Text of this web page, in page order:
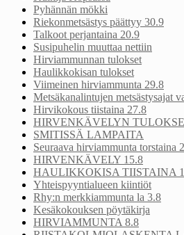
Pyhännän mökki
Riekonmetsästys päättyy 30.9
Talkoot perjantaina 20.9
Susipuhelin muuttaa nettiin
Hirviammunnan tulokset
Haulikkokisan tulokset
Viimeinen hirviammunta 29.8
Metsäkanalintujen metsästysajat
Hirvikokous tiistaina 27.8
HIRVENKÄVELYN
SMITISSÄ LAMPAITA
Seuraava hirviammunta torstaina
HIRVENKÄVELY 15.8
HAULIKKOKISA TIISTAINA
Yhteispyyntialueen kiintiöt
Rhy:n merkkiammunta la 3.8
Kesäkokouksen pöytäkirja
HIRVIAMMUNTA 8.8